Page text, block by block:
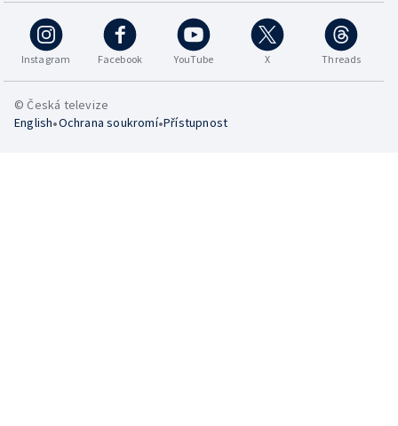
Instagram Facebook YouTube X Threads
© Česká televize
English•Ochrana soukromí•Přístupnost